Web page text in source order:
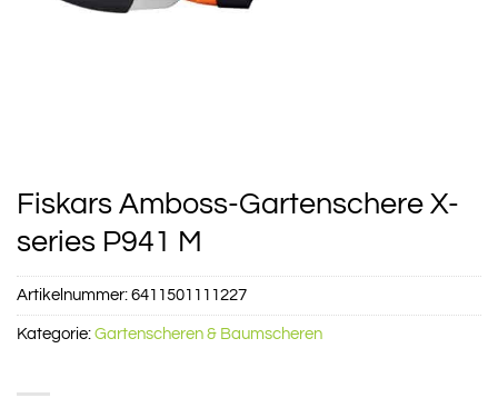
Fiskars Amboss-Gartenschere X-
series P941 M
Artikelnummer: 6411501111227
Kategorie: Gartenscheren & Baumscheren